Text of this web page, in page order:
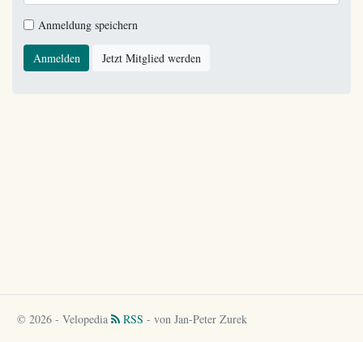
Anmeldung speichern
Anmelden Jetzt Mitglied werden
© 2026 - Velopedia RSS - von Jan-Peter Zurek